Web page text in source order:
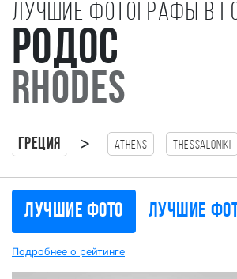
Лучшие фотографы в
Родос
Rhodes
Греция > Athens Thessaloniki
Лучшие фото Лучшие
Подробнее о рейтинге